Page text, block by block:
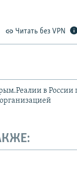
Читать без VPN
в России